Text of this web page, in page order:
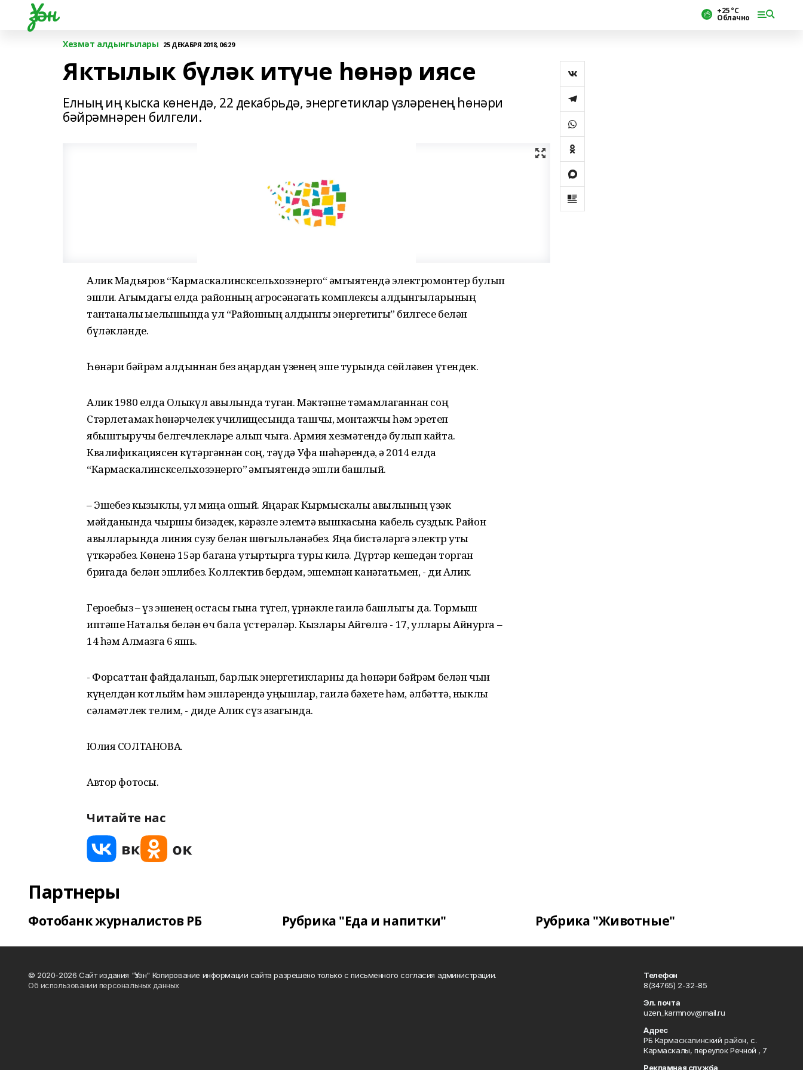
Үзән +25 °С
Облачно
Хезмәт алдынгылары 25 ДЕКАБРЯ 2018, 06:29
Яктылык бүләк итүче һөнәр иясе
Елның иң кыска көнендә, 22 декабрьдә, энергетиклар үзләренең һөнәри
бәйрәмнәрен билгели.
Алик Мадьяров “Кармаскалинсксельхозэнерго“ җәмгыятендә электромонтер булып
эшли. Агымдагы елда районның агросәнәгать комплексы алдынгыларының
тантаналы җые­лышында ул “Районның алдынгы энергетигы” билгесе белән
бүләкләнде.
Һөнәри бәйрәм алдыннан без аңардан үзенең эше турында сөйләвен үтендек.
Алик 1980 елда Олыкүл авылында туган. Мәктәпне тәмамлаганнан соң
Стәрлетамак һөнәрчелек училищесында ташчы, монтажчы һәм эретеп
ябыштыручы белгечлекләре алып чыга. Армия хезмәтендә булып кайта.
Квалификациясен күтәргәннән соң, тәүдә Уфа шәһәрендә, ә 2014 елда
“Кармаскалинсксельхозэнерго” җәмгыятендә эшли башлый.
– Эшебез кызыклы, ул миңа ошый. Яңарак Кырмыскалы авылының үзәк
мәйданында чыршы бизәдек, кәрәзле элемтә вышкасына кабель суздык. Район
авылларында линия сузу белән шөгыльләнәбез. Яңа бистәләргә электр уты
үткәрәбез. Көненә 15әр багана утыртырга туры килә. Дүртәр кешедән торган
бригада белән эшлибез. Коллектив бердәм, эшемнән канәгатьмен, - ди Алик.
Героебыз – үз эшенең остасы гына түгел, үрнәкле гаилә башлыгы да. Тормыш
иптәше Наталья белән өч бала үстерәләр. Кызлары Айгөлгә - 17, уллары Айнурга –
14 һәм Алмазга 6 яшь.
- Форсаттан файдаланып, барлык энергетикларны да һөнәри бәйрәм белән чын
күңелдән котлыйм һәм эшләрендә уңышлар, гаилә бәхете һәм, әлбәттә, ныклы
сәламәтлек телим, - диде Алик сүз азагында.
Юлия СОЛТАНОВА.
Автор фотосы.
Читайте нас
Партнеры
Фотобанк журналистов РБ Рубрика "Еда и напитки" Рубрика "Животные"
© 2020-2026 Сайт издания "Үзән" Копирование информации сайта разрешено только с письменного согласия администрации.
Об использовании персональных данных
Телефон
8(34765) 2-32-85
Эл. почта
uzen_karmnov@mail.ru
Адрес
РБ Кармаскалинский район, с.
Кармаскалы, переулок Речной , 7
Рекламная служба